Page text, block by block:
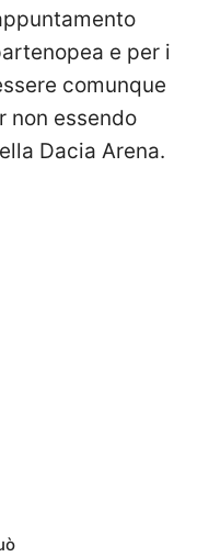
e per i
comunque
non essendo
Dacia Arena.